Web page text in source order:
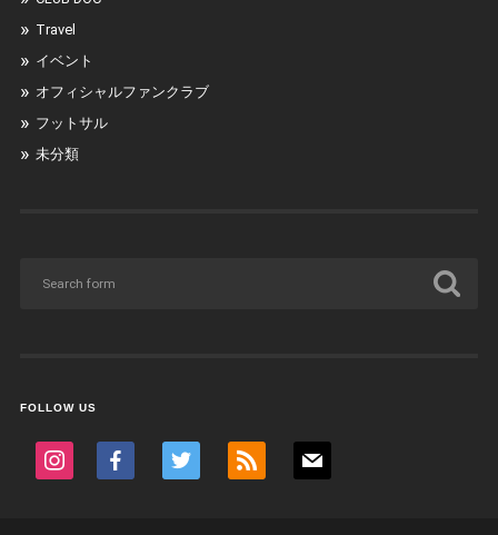
Travel
イベント
オフィシャルファンクラブ
フットサル
未分類
FOLLOW US